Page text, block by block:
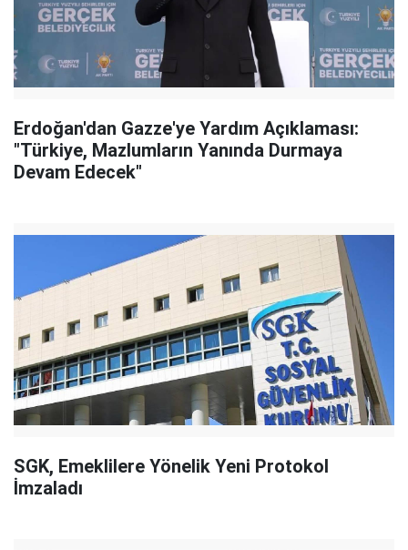
Erdoğan'dan Gazze'ye Yardım Açıklaması:
"Türkiye, Mazlumların Yanında Durmaya
Devam Edecek"
SGK, Emeklilere Yönelik Yeni Protokol
İmzaladı